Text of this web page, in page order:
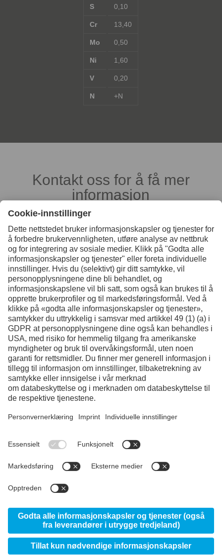
S
Cr
Mo
Ni
V
N
0,10
13,40
0,50
1,60
0,20
+N
Kontakt oss for å få mer
informasjon
Kontakt
Facebook
Instagram
© 2026 voestalpine High Performance Metals Norway
AS, Kveldroveien 9, 1407 Vinterbro, Norway
Om webbplatsen
Om Uddeholm